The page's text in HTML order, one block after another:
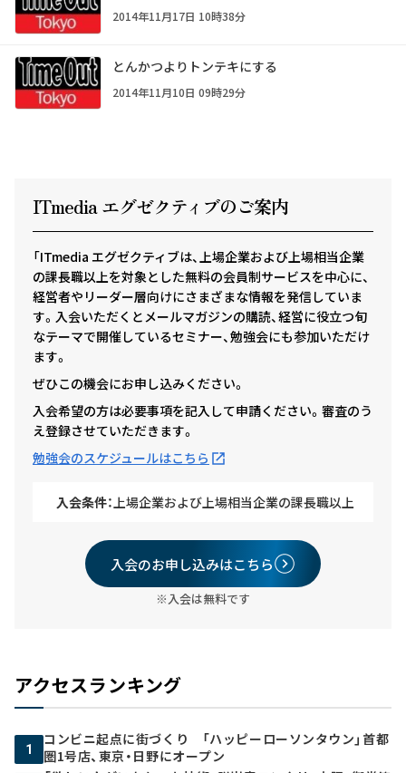
2014年11月17日 10時38分
とんかつよりトンテキにする
2014年11月10日 09時29分
ITmedia エグゼクティ ブのご案内
「ITmedia エグゼクティブは、上場企業および上場相当企業
の課長職以上を対象とした無料の会員制サービスを中心に、
経営者やリーダー層向けにさまざまな情報を発信していま
す。入会いただくとメールマガジンの購読、経営に役立つ旬
なテーマで開催しているセミナー、勉強会にも参加いただけ
ます。
ぜひこの機会にお申し込みください。
入会希望の方は必要事項を記入して申請ください。審査のう
え登録させていただきます。
勉強会のスケジュールはこちら
入会条件：上場企業および上場相当企業の課長職以上
入会のお申し込みはこちら
※入会は無料です
アクセスランキング
1
コンビニ起点に街づくり 「ハッピーローソンタウン」首都
圏1号店、東京・日野にオープン